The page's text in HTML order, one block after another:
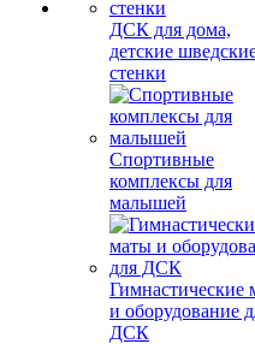
ДСК для дома,
детские
стенки
Спортивные
комплексы для
малышей
Гимнастические
и оборудование
ДСК